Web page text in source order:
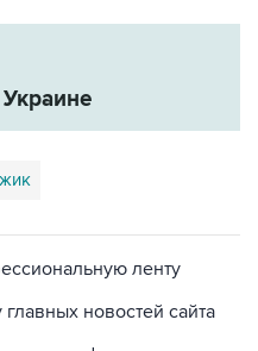
ленту
новостей сайта